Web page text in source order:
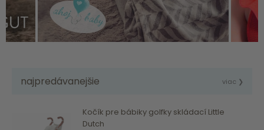
najpredávanejšie viac ❯
Kočík pre bábiky golfky skládací Little
Dutch